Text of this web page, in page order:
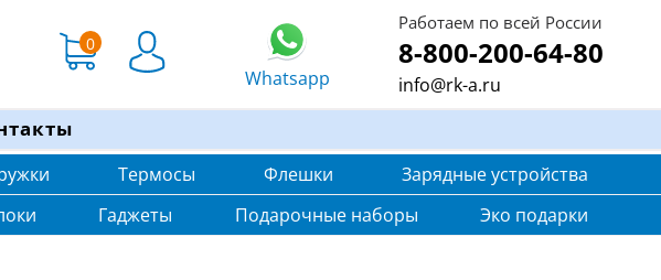
0
Whatsapp
Работаем по всей России
8-800-200-64-80
info@rk-a.ru
Термосы Флешки
Зарядные устройства
Гаджеты Подарочные наборы Эко подарки